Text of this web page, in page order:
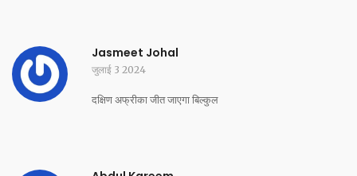
Jasmeet Johal
जुलाई 3 2024
दक्षिण अफ्रीका जीत जाएगा बिल्कुल